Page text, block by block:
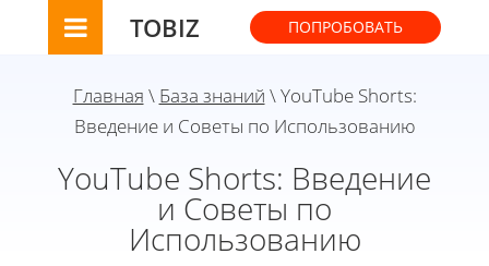
TOBIZ ПОПРОБОВАТЬ
Главная \ База знаний \ YouTube Shorts:
Введение и Советы по Использованию
YouTube Shorts: Введение
и Советы по
Использованию